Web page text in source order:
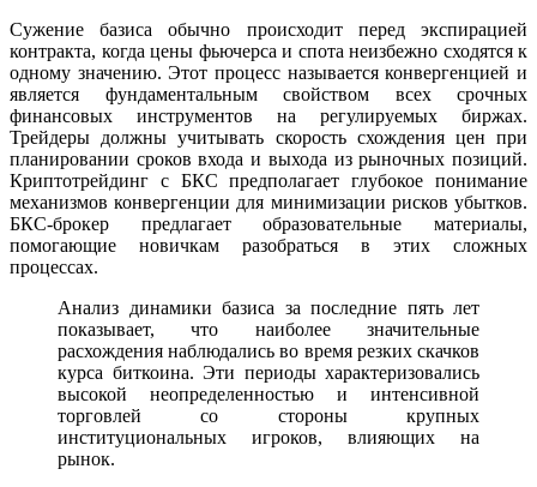
Сужение базиса обычно происходит перед экспирацией
контракта, когда цены фьючерса и спота неизбежно сходятся к
одному значению. Этот процесс называется конвергенцией и
является фундаментальным свойством всех срочных
финансовых инструментов на регулируемых биржах.
Трейдеры должны учитывать скорость схождения цен при
планировании сроков входа и выхода из рыночных позиций.
Криптотрейдинг с БКС предполагает глубокое понимание
механизмов конвергенции для минимизации рисков убытков.
БКС-брокер предлагает образовательные материалы,
помогающие новичкам разобраться в этих сложных
процессах.
Анализ динамики базиса за последние пять лет
показывает, что наиболее значительные
расхождения наблюдались во время резких скачков
курса биткоина. Эти периоды характеризовались
высокой неопределенностью и интенсивной
торговлей со стороны крупных
институциональных игроков, влияющих на
рынок.